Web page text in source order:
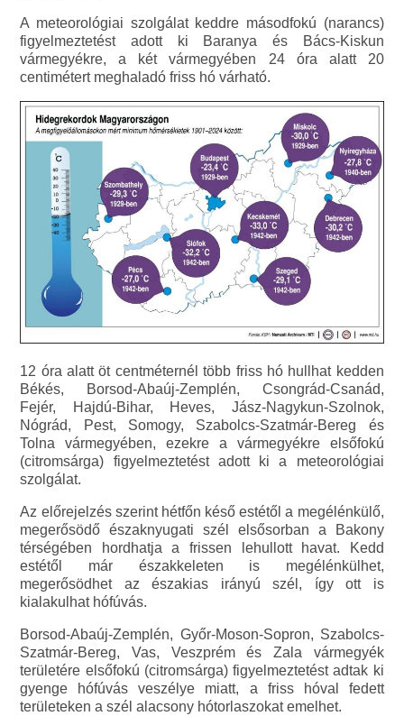
A meteorológiai szolgálat keddre másodfokú (narancs)
figyelmeztetést adott ki Baranya és Bács-Kiskun
vármegyékre, a két vármegyében 24 óra alatt 20
centimétert meghaladó friss hó várható.
12 óra alatt öt centméternél több friss hó hullhat kedden
Békés, Borsod-Abaúj-Zemplén, Csongrád-Csanád,
Fejér, Hajdú-Bihar, Heves, Jász-Nagykun-Szolnok,
Nógrád, Pest, Somogy, Szabolcs-Szatmár-Bereg és
Tolna vármegyében, ezekre a vármegyékre elsőfokú
(citromsárga) figyelmeztetést adott ki a meteorológiai
szolgálat.
Az előrejelzés szerint hétfőn késő estétől a megélénkülő,
megerősödő északnyugati szél elsősorban a Bakony
térségében hordhatja a frissen lehullott havat. Kedd
estétől már északkeleten is megélénkülhet,
megerősödhet az északias irányú szél, így ott is
kialakulhat hófúvás.
Borsod-Abaúj-Zemplén, Győr-Moson-Sopron, Szabolcs-
Szatmár-Bereg, Vas, Veszprém és Zala vármegyék
területére elsőfokú (citromsárga) figyelmeztetést adtak ki
gyenge hófúvás veszélye miatt, a friss hóval fedett
területeken a szél alacsony hótorlaszokat emelhet.